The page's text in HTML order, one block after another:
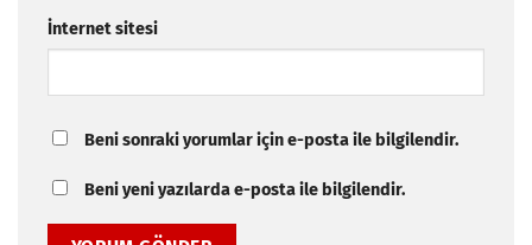
İnternet sitesi
Beni sonraki yorumlar için e-posta ile bilgilendir.
Beni yeni yazılarda e-posta ile bilgilendir.